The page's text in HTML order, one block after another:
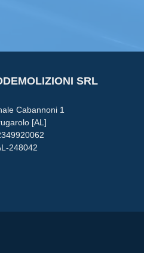
SRL
Cabannoni 1
[AL]
248042